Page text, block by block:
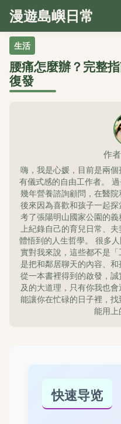
漫遊島嶼日常
生活
腰痛怎麼辦？完整
復發
作者
嗨，我是心媛，目前是兩
有儀式感的自由工作者。
幾年營養諮詢顧問，在醫
後來因為喜歡和孩子一起
考了張陽明山國家公園的
上紀錄自己的育兒日常、
體悟到的人生哲學。 很多
實對我來說，這些都不是
是把和鄰居聊天的內容、
從一本書裡得到的啟發，
及的大道理，只有你我也
能讓你在忙碌的日子裡，
能用上
快速导览